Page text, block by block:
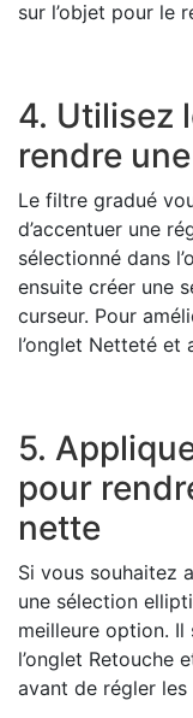
sur l’objet pour le
4. Utilisez
rendre
Le filtre gradué
d’accentuer une
sélectionné dans
ensuite créer une
curseur. Pour
l’onglet Netteté et
5.
pour
nette
Si vous souhaitez
une sélection
meilleure option.
l’onglet Retouche
avant de régler les